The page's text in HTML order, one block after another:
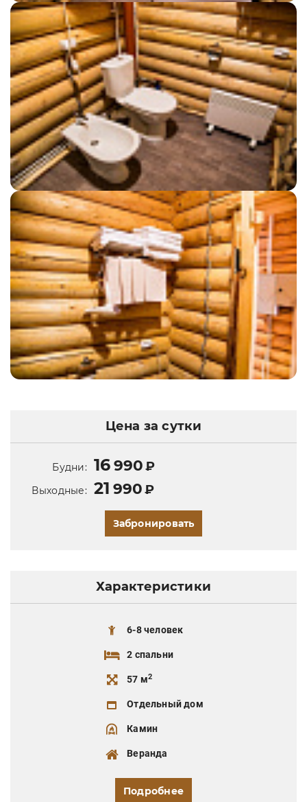
Цена за сутки
Будни: 16990 ₽
Выходные: 21 990 ₽
Забронировать
Характеристики
6-8 человек
2 спальни
57 м2
Отдельный дом
Камин
Веранда
Подробнее